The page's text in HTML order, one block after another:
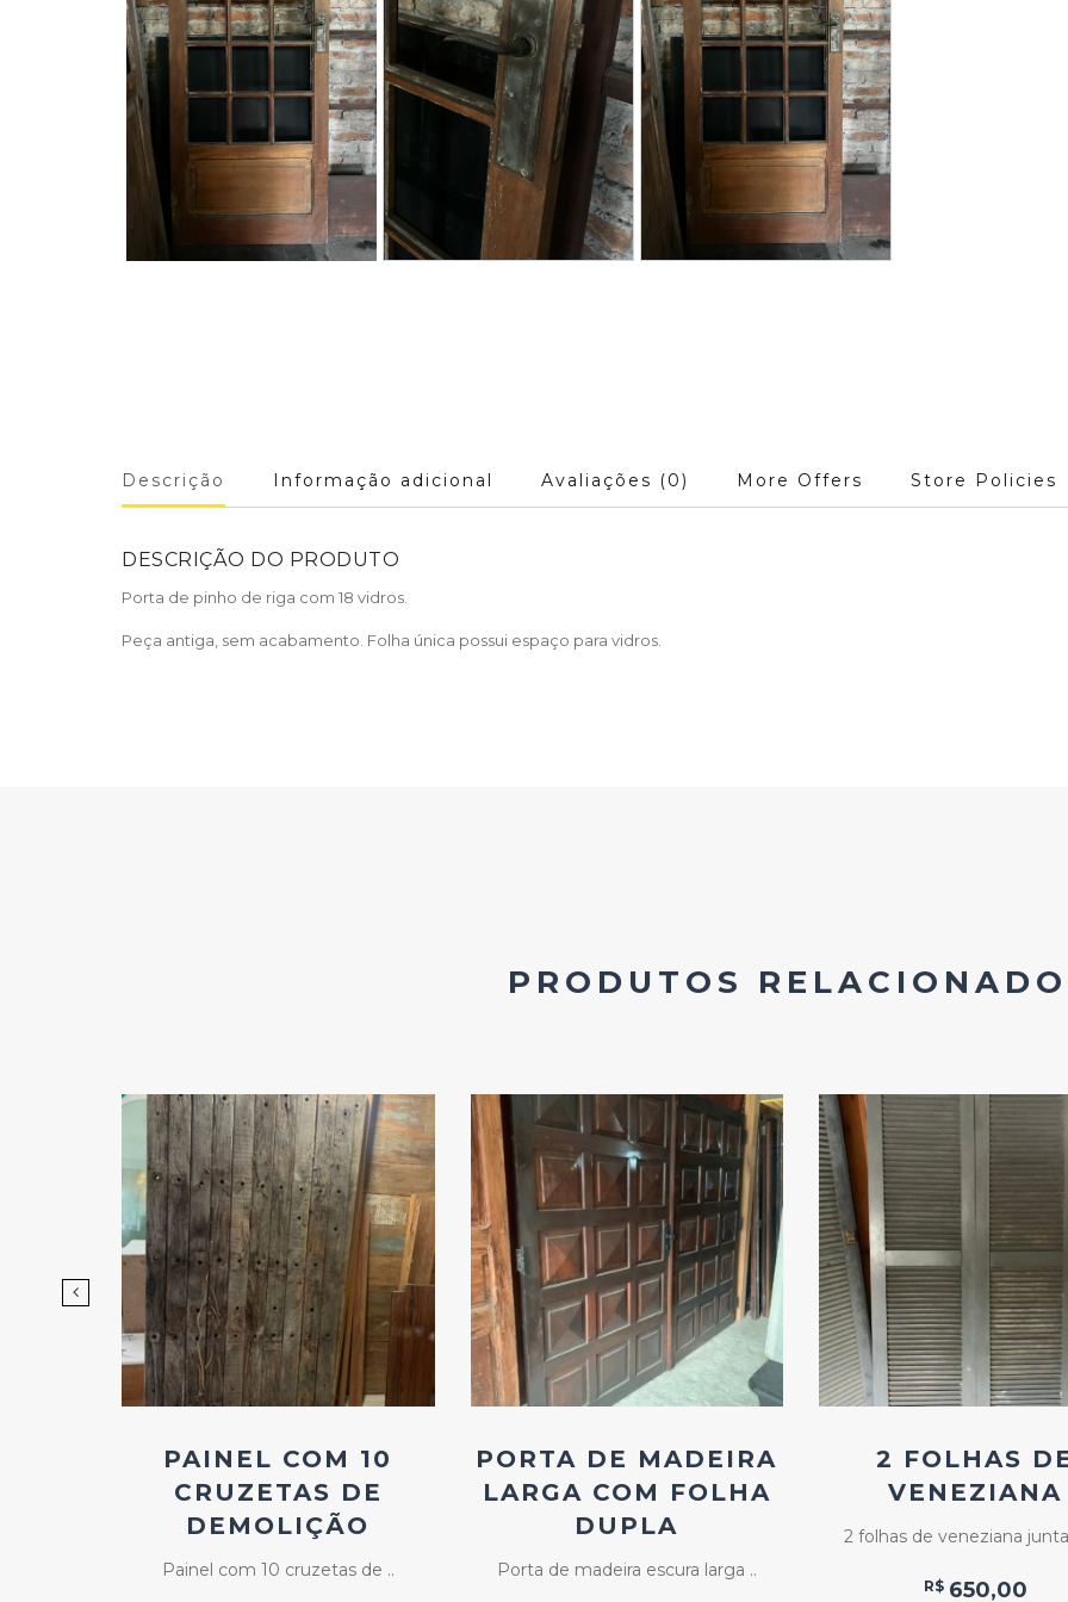
Descrição Informação adicional Avaliações (0) More Offers Store Policies
DESCRIÇÃO DO PRODUTO
Porta de pinho de riga com 18 vidros.
Peça antiga, sem acabamento. Folha única possui espaço para vidros.
PRODUTOS
Add
ao
Favoritos
PAINEL COM 10
CRUZETAS DE
DEMOLIÇÃO
Painel com 10 cruzetas de ..
Add
ao
Favoritos
PORTA DE MADEIRA
LARGA COM FOLHA
DUPLA
Porta de madeira escura larga ..
ao
Favoritos
2 FOLHAS
VENEZIANA
2 folhas de veneziana
R$ 650,00